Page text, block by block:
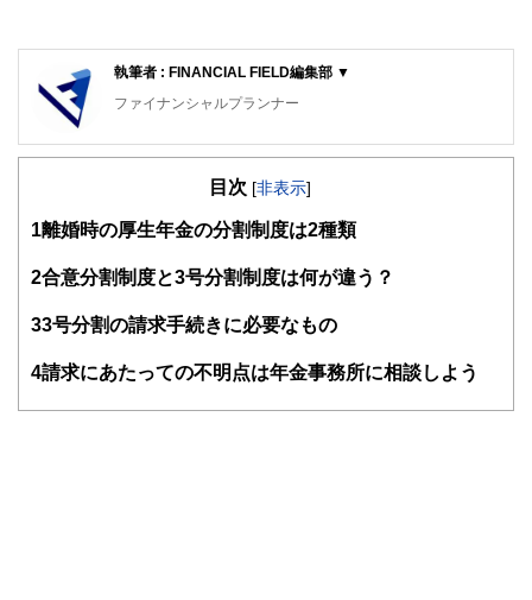
執筆者 : FINANCIAL FIELD編集部 ▼
ファイナンシャルプランナー
FinancialField編集部は、金融、経済に関する記事を、日々
知識がない方でも理解できるようわかりやすく発信していま
得者を中心に「お金や暮らし」に関する書籍・雑誌の編集経
験者で構成され、企画立案から記事掲載まですべての工程に
護士、税理士、宅地建物取引士、相続診断士、住宅ローンア
目次 [非表示]
1離婚時の厚生年金の分割制度は2種類
2合意分割制度と3号分割制度は何が違う？
33号分割の請求手続きに必要なもの
4請求にあたっての不明点は年金事務所に相談しよう